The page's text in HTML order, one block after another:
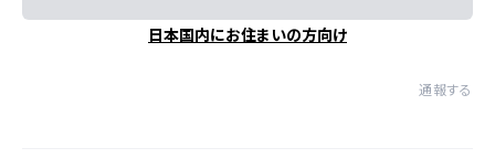
日本国内にお住まいの方向け
通報する